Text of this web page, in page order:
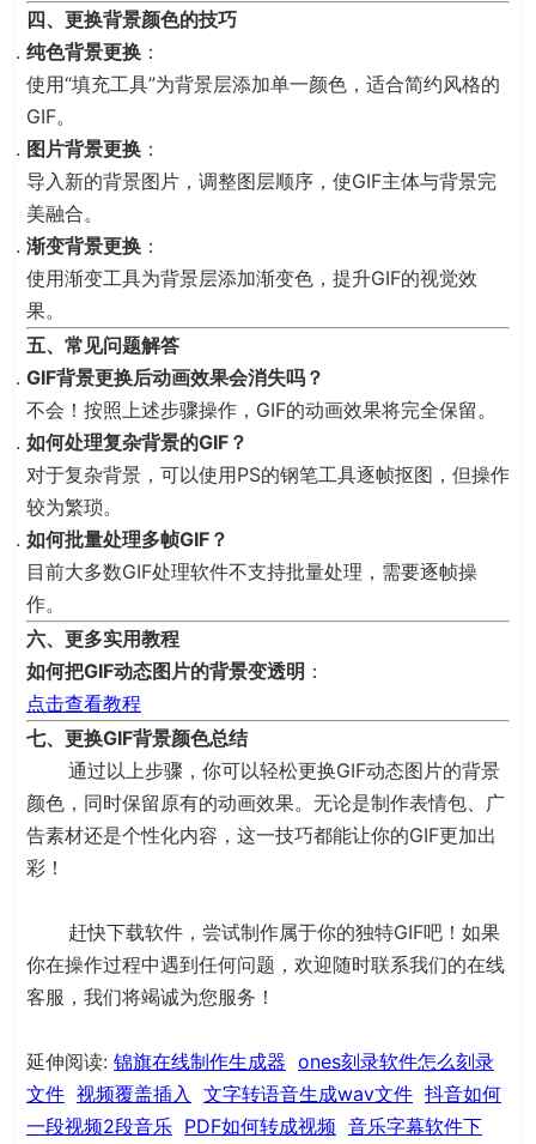
四、更换背景颜色的技巧
纯色背景更换 ：
使用“填充工具”为背景层添加单一颜色，适合简约风格的
GIF。
图片背景更换 ：
导入新的背景图片，调整图层顺序，使GIF主体与背景完
美融合。
渐变背景更换 ：
使用渐变工具为背景层添加渐变色，提升GIF的视觉效
果。
五、常见问题解答
GIF背景更换后动画效果会消失吗？
不会！按照上述步骤操作，GIF的动画效果将完全保留。
如何处理复杂背景的GIF？
对于复杂背景，可以使用PS的钢笔工具逐帧抠图，但操作
较为繁琐。
如何批量处理多帧GIF？
目前大多数GIF处理软件不支持批量处理，需要逐帧操
作。
六、更多实用教程
如何把GIF动态图片的背景变透明 ：
点击查看教程
七、更换GIF背景颜色总结
通过以上步骤，你可以轻松更换GIF动态图片的背景
颜色，同时保留原有的动画效果。无论是制作表情包、广
告素材还是个性化内容，这一技巧都能让你的GIF更加出
彩！
赶快下载软件，尝试制作属于你的独特GIF吧！如果
你在操作过程中遇到任何问题，欢迎随时联系我们的在线
客服，我们将竭诚为您服务！
延伸阅读: 锦旗在线制作生成器 ones刻录软件怎么刻录
文件 视频覆盖插入 文字转语音生成wav文件 抖音如何
一段视频2段音乐 PDF如何转成视频 音乐字幕软件下